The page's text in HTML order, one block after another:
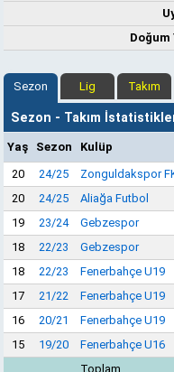
Doğum
Sezon Lig Takım
Sezon - Takım
Yaş Sezon Kulüp
20
24/25 Zonguldakspor
20
24/25 Aliağa Futbol
19
23/24 Gebzespor
18
22/23 Gebzespor
18
22/23 Fenerbahçe U19
17
21/22 Fenerbahçe U19
16
20/21 Fenerbahçe U19
15
19/20 Fenerbahçe U16
Toplam